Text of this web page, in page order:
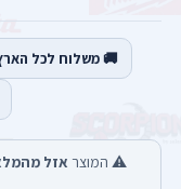
🚚 משלוח לכל
⚠️ המוצר אזל